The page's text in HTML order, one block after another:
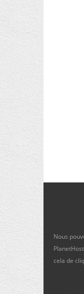
Nous
cela de